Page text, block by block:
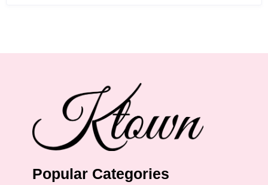
Popular Categories